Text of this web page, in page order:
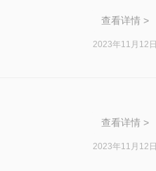
查看详情 >
2023年11月12日
查看详情 >
2023年11月12日